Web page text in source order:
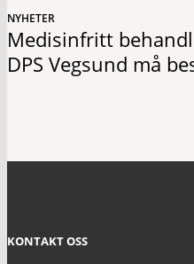
NYHETER
Medisinfritt
DPS Vegsund må
KONTAKT OSS